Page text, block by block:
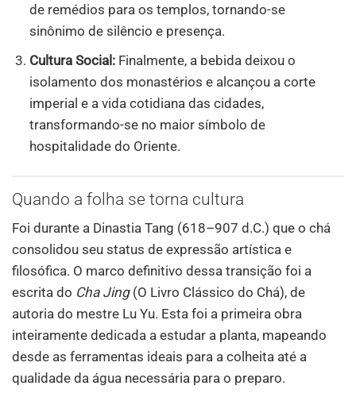
de remédios para os templos, tornando-se
sinônimo de silêncio e presença.
Cultura Social: Finalmente, a bebida deixou o
isolamento dos monastérios e alcançou a corte
imperial e a vida cotidiana das cidades,
transformando-se no maior símbolo de
hospitalidade do Oriente.
Quando a folha se torna cultura
Foi durante a Dinastia Tang (618–907 d.C.) que o chá
consolidou seu status de expressão artística e
filosófica. O marco definitivo dessa transição foi a
escrita do Cha Jing(O Livro Clássico do Chá), de
autoria do mestre Lu Yu. Esta foi a primeira obra
inteiramente dedicada a estudar a planta, mapeando
desde as ferramentas ideais para a colheita até a
qualidade da água necessária para o preparo.